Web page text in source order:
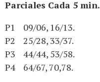
Parciales Cada 5 min.
P1 09/06, 16/13.
P2 25/28, 33/37.
P3 44/44, 53/58.
P4 64/67, 70,78.